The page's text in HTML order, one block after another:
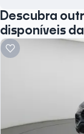
Busque por
Busque por
Descubra
disponíveis